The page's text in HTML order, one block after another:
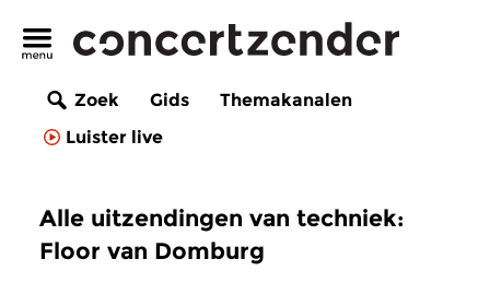
Zoek Gids
Themakanalen
Luister live
Alle uitzendingen van techniek:
Floor van Domburg